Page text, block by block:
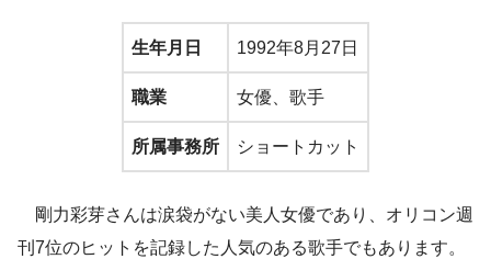
生年月日 1992年8月27日
職業 女優、歌手
所属事務所 ショートカット
剛力彩芽さんは涙袋がない美人女優であり、オリコン週
刊7位のヒットを記録した人気のある歌手でもあります。